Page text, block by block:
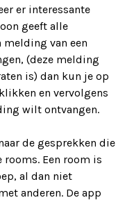
er interessante
geeft alle
melding van een
(deze melding
is) dan kun je op
en vervolgens
wilt ontvangen.
de gesprekken die
Een room is
al dan niet
anderen. De app